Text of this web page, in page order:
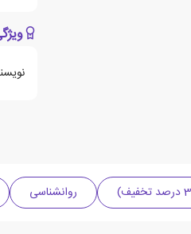
روانشناسی